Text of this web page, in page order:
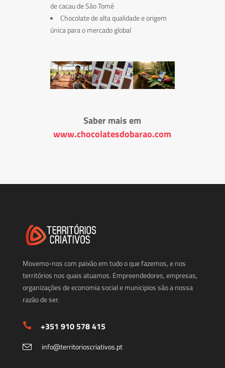
de cacau de São Tomé
Chocolate de alta qualidade e origem
única para o mercado global
Saber mais em
www.chocolatesdobarao.com
Movemo-nos com paixão em tudo o que fazemos, e nos
territórios nos quais atuamos. Empreendedores, empresas,
organizações de economia social e municipios são a nossa
razão de ser.
+351 910 578 415
info@territorioscriativos.pt